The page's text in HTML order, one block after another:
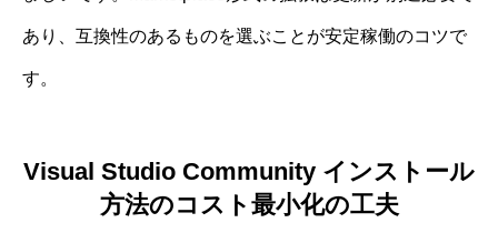
あり、互換性のあるものを選ぶことが安定稼働のコツで
す。
Visual Studio Community インストール
方法のコスト最小化の工夫